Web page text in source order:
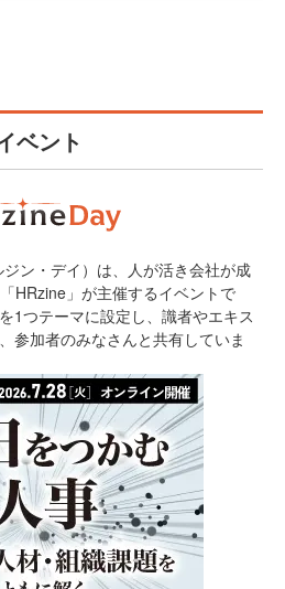
ベント
ン・デイ）は、人が活き会社が成
HRzine」が主催するイベントで
1つテーマに設定し、識者やエキス
参加者のみなさんと共有していま